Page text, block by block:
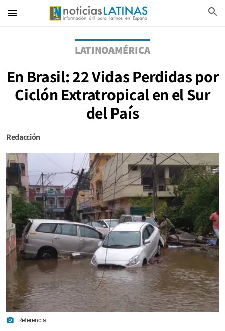
menu search
LATINOAMÉRICA
En Brasil: 22 Vidas Perdidas por
Ciclón Extratropical en el Sur
del País
Redacción
photo_camera Referencia